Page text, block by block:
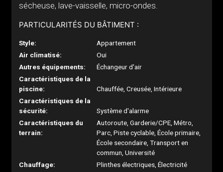
sécheuse, lave-vaisselle, micro-ondes.
PARTICULARITÉS DU BÂTIMENT :
Style:
Appartement
Air climatisé:
Oui
Autres équipements:
Échangeur d'air
Caractéristiques de la
piscine:
Chauffée, Creusée, Intérieure
Caractéristiques de la
sécurité:
Système d'alarme
Caractéristiques du
terrain:
Autoroute, Garderie/CPE, Métro,
Parc, Piste cyclable, École primaire,
École secondaire, Transport en
commun, Université
Chauffage:
Plinthes électriques, Électricité